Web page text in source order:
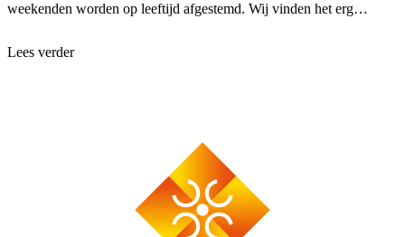
weekenden worden op leeftijd afgestemd. Wij vinden het erg
Lees verder